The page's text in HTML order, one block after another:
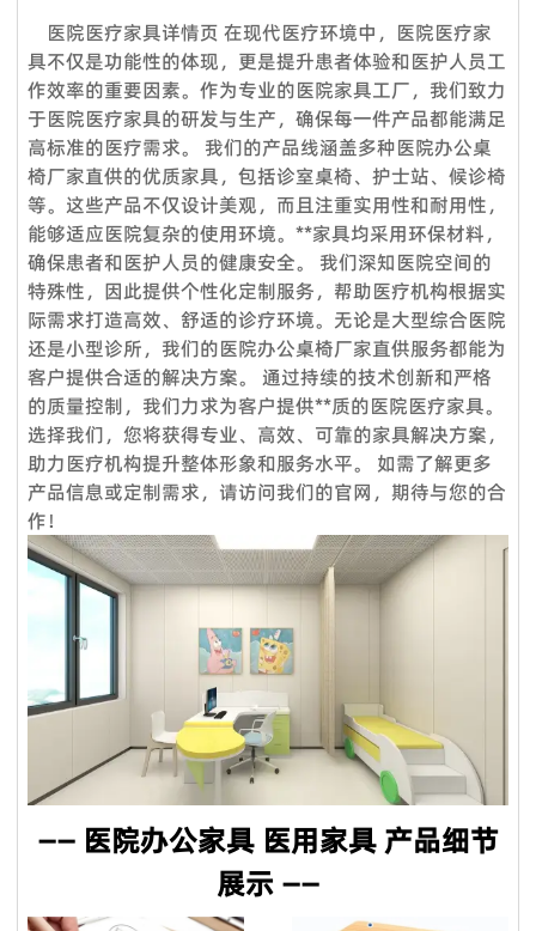
医院医疗家具详情页 在现代医疗环境中，医院医疗家
具不仅是功能性的体现，更是提升患者体验和医护人员工
作效率的重要因素。作为专业的医院家具工厂，我们致力
于医院医疗家具的研发与生产，确保每一件产品都能满足
高标准的医疗需求。 我们的产品线涵盖多种医院办公桌
椅厂家直供的优质家具，包括诊室桌椅、护士站、候诊椅
等。这些产品不仅设计美观，而且注重实用性和耐用性，
能够适应医院复杂的使用环境。**家具均采用环保材料，
确保患者和医护人员的健康安全。 我们深知医院空间的
特殊性，因此提供个性化定制服务，帮助医疗机构根据实
际需求打造高效、舒适的诊疗环境。无论是大型综合医院
还是小型诊所，我们的医院办公桌椅厂家直供服务都能为
客户提供合适的解决方案。 通过持续的技术创新和严格
的质量控制，我们力求为客户提供**质的医院医疗家具。
选择我们，您将获得专业、高效、可靠的家具解决方案，
助力医疗机构提升整体形象和服务水平。 如需了解更多
产品信息或定制需求，请访问我们的官网，期待与您的合
作！
—— 医院办公家具 医用家具 产品细节
展示 ——
360度服务：
VOUPLUS组建了专业的工程团队，为工程客户和品牌店客户提
供完善的服务和****的项目解决方案。工程团队负责投标项目、
方案设计、配置、现场测量、验收报告、后续服务等。项目案例
来自政府、医疗机构、教育系统、酒店、银行等各行各业。我们
还负责提供专业的服务，通过提供培训课程帮助品牌店客户建立
强大的销售团队，这就是过去15年来客户选择我们的原因。
服务理念：客户至上
售前服务：
VOUPLUS坚持把专业的人放在合适的岗位，工程团队为客户提
供专业的方案设计、**合理的空间配置、后期的跟进工作，致力
于打造和谐的工作环境。
销售服务：
我们是一支专业的咨询团队，帮助您选择合适的家具并给出建议
和详细的家具保养原则。
售后服务：
产品享受三年保固及维修服务。我司售后服务中心负责处理客户
咨询、投诉、维修及应急服务、亲善回访等。三年保固期内，除
人为因素外，经维修后，产品无法正常使用，厂家将给予换货。
Q1. 我可以在下订单之前索取样品吗？
是的，我们欢迎样品订单来测试和检查质量。混合样品是可以接
受的。但考虑到节省邮费，我们还提供详细的图片和其他您需要
的文件，以作为替代解决方案来消除您的顾虑。
Q2.我可以参观你们的工厂吗？
当然，我们的工厂位于中国广州，距离广州白云国际机场仅 12
公里。如果您想参观我们的工厂，请联系我们预约。除了带您参
观我们的工厂外，我们还可以帮助您预订酒店、机场接机等。
Q3.你们工厂的付款期限是怎样的？
标准产品，通常以 TT 30% 定金，装货前 70% 余款；信用证；
OA；贸易保证可接受。定制产品需支付 50% 定金。
Q4：交货时间怎么样？
标准产品需要5-7个工作日，定制产品时间需要20天；大批量生
产需要10天**。
Q5：我是一个小批发商，你们接受小额订单吗？
当然可以。从您联系我们的那一刻起，您就成为我们宝贵的潜在
客户。无论您的数量多大或少，我们都期待与您合作，希望我们
未来能够共同成长。
Q6：我可以把我的标志放在产品上吗？
是的。您可以将您的织物徽标发送给我们，然后我们可以在椅子
上放置您的徽标。此外，我们可以在盒子上印上您的徽标。
Q7. 你们的质量控制如何？
质量是我们的文化。我们拥有专业的质量检测中心，对原材料进
行化学和物理测试，只有合格的才能生产。专业的QC团队拥有
50名成员，在交货前对产品和包装进行测试。我们将在整个批
量生产过程中控制货物的质量。我们保证客户对我们**产品
100％满意。如果您对柔佛的质量或服务不满意，请随时立即反